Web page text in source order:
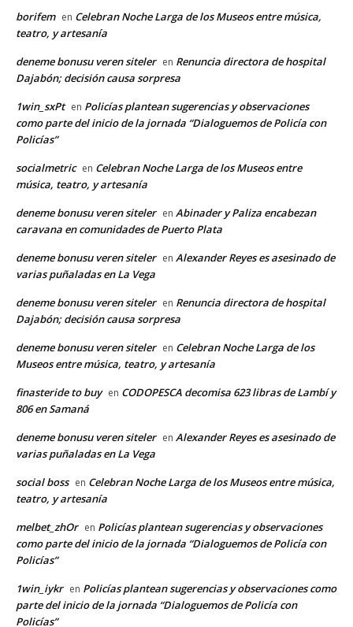
borifem en Celebran Noche Larga de los Museos entre música,
teatro, y artesanía
deneme bonusu veren siteler en Renuncia directora de hospital
Dajabón; decisión causa sorpresa
1win_sxPt en Policías plantean sugerencias y observaciones
como parte del inicio de la jornada “Dialoguemos de Policía con
Policías”
socialmetric en Celebran Noche Larga de los Museos entre
música, teatro, y artesanía
deneme bonusu veren siteler en Abinader y Paliza encabezan
caravana en comunidades de Puerto Plata
deneme bonusu veren siteler en Alexander Reyes es asesinado de
varias puñaladas en La Vega
deneme bonusu veren siteler en Renuncia directora de hospital
Dajabón; decisión causa sorpresa
deneme bonusu veren siteler en Celebran Noche Larga de los
Museos entre música, teatro, y artesanía
finasteride to buy en CODOPESCA decomisa 623 libras de Lambí y
806 en Samaná
deneme bonusu veren siteler en Alexander Reyes es asesinado de
varias puñaladas en La Vega
social boss en Celebran Noche Larga de los Museos entre música,
teatro, y artesanía
melbet_zhOr en Policías plantean sugerencias y observaciones
como parte del inicio de la jornada “Dialoguemos de Policía con
Policías”
1win_iykr en Policías plantean sugerencias y observaciones como
parte del inicio de la jornada “Dialoguemos de Policía con
Policías”